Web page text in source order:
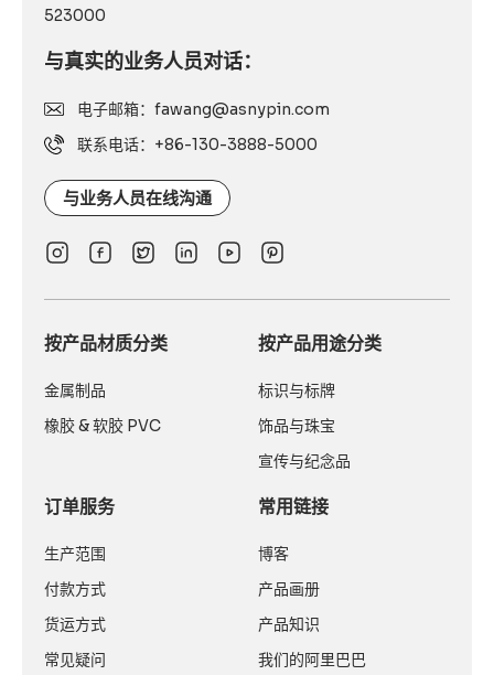
523000
与真实的业务人员对话：
电子邮箱：fawang@asnypin.com
联系电话：+86-130-3888-5000
与业务人员在线沟通
按产品材质分类
金属制品
橡胶 & 软胶 PVC
订单服务
生产范围
付款方式
货运方式
常见疑问
按产品用途分类
标识与标牌
饰品与珠宝
宣传与纪念品
常用链接
博客
产品画册
产品知识
我们的阿里巴巴